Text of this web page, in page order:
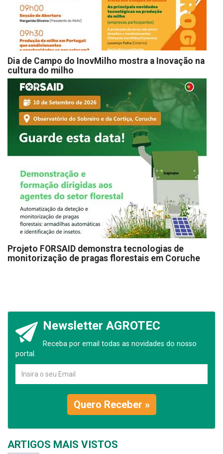
Dia de Campo do InovMilho mostra a Inovação na
cultura do milho
Projeto FORSAID demonstra tecnologias de
monitorização de pragas florestais em Coruche
Newsletter AGROTEC
Receba por email todas as novidades do nosso
portal.
Quero Receber »
ARTIGOS MAIS VISTOS